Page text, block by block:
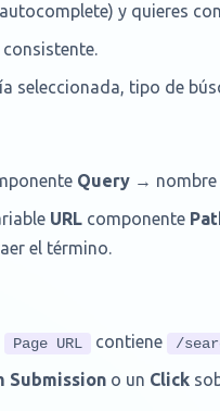
y quieres
seleccionada, tipo de
Query → nombre
URL componente
el término.
Page URL contiene /
Submission o un Click